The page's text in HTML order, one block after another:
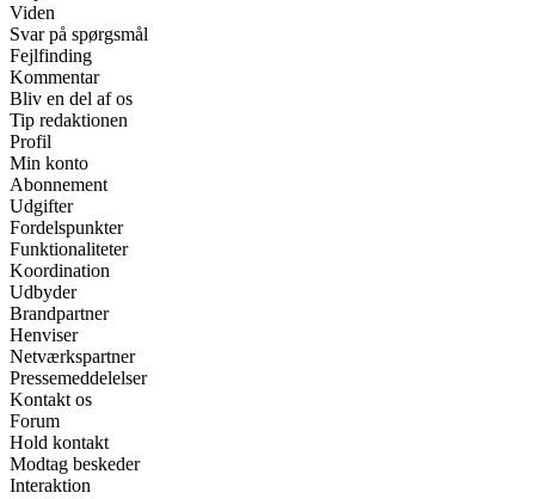
Viden
Svar på spørgsmål
Fejlfinding
Kommentar
Bliv en del af os
Tip redaktionen
Profil
Min konto
Abonnement
Udgifter
Fordelspunkter
Funktionaliteter
Koordination
Udbyder
Brandpartner
Henviser
Netværkspartner
Pressemeddelelser
Kontakt os
Forum
Hold kontakt
Modtag beskeder
Interaktion